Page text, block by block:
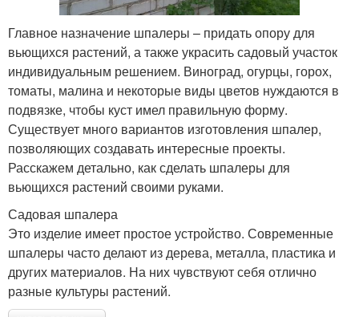
Главное назначение шпалеры – придать опору для
вьющихся растений, а также украсить садовый участок
индивидуальным решением. Виноград, огурцы, горох,
томаты, малина и некоторые виды цветов нуждаются в
подвязке, чтобы куст имел правильную форму.
Существует много вариантов изготовления шпалер,
позволяющих создавать интересные проекты.
Расскажем детально, как сделать шпалеры для
вьющихся растений своими руками.
Садовая шпалера
Это изделие имеет простое устройство. Современные
шпалеры часто делают из дерева, металла, пластика и
других материалов. На них чувствуют себя отлично
разные культуры растений.